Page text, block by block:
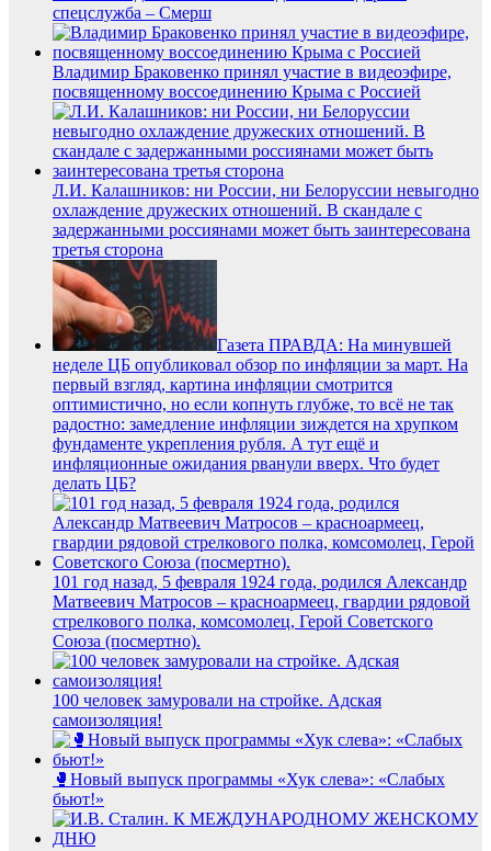
спецслужба – Смерш
Владимир Браковенко принял участие в видеоэфире,
посвященному воссоединению Крыма с Россией
Л.И. Калашников: ни России, ни Белоруссии невыгодно
охлаждение дружеских отношений. В скандале с
задержанными россиянами может быть заинтересована
третья сторона
Газета ПРАВДА: На минувшей
неделе ЦБ опубликовал обзор по инфляции за март. На
первый взгляд, картина инфляции смотрится
оптимистично, но если копнуть глубже, то всё не так
радостно: замедление инфляции зиждется на хрупком
фундаменте укрепления рубля. А тут ещё и
инфляционные ожидания рванули вверх. Что будет
делать ЦБ?
101 год назад, 5 февраля 1924 года, родился Александр
Матвеевич Матросов – красноармеец, гвардии рядовой
стрелкового полка, комсомолец, Герой Советского
Союза (посмертно).
100 человек замуровали на стройке. Адская
самоизоляция!
🥊Новый выпуск программы «Хук слева»: «Слабых
бьют!»